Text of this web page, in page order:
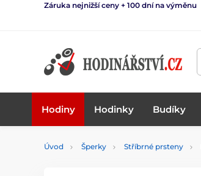
Záruka nejnižší ceny + 100 dní na výměnu
Hodiny Hodinky Budíky
Úvod Šperky Stříbrné prsteny